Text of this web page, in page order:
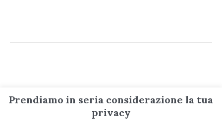
Informazioni
Prendiamo in seria considerazione la tua
privacy